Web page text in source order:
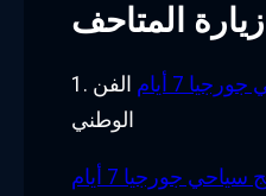
زيارة المتاحف
7 أيام
الفن
الوطني
جورجيا 7 أيام